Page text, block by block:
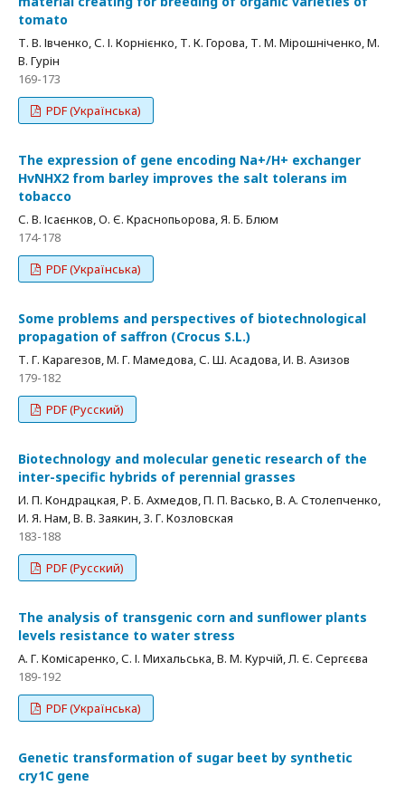
tomato
Т. В. Івченко, С. І. Корнієнко, Т. К. Горова, Т. М. Мірошніченко, М.
В. Гурін
169-173
PDF (Українська)
The expression of gene encoding Na+/H+ exchanger
HvNHX2 from barley improves the salt tolerans im
tobacco
С. В. Ісаєнков, О. Є. Краснопьорова, Я. Б. Блюм
174-178
PDF (Українська)
Some problems and perspectives of biotechnological
propagation of saffron (Crocus S.L.)
Т. Г. Карагезов, М. Г. Мамедова, С. Ш. Асадова, И. В. Азизов
179-182
PDF (Русский)
Biotechnology and molecular genetic research of the
inter-speсific hybrids of perennial grasses
И. П. Кондрацкая, Р. Б. Ахмедов, П. П. Васько, В. А. Столепченко,
И. Я. Нам, В. В. Заякин, З. Г. Козловская
183-188
PDF (Русский)
The analysis of transgenic corn and sunflower plants
levels resistance to water stress
А. Г. Комісаренко, С. І. Михальська, В. М. Курчій, Л. Є. Сергєєва
189-192
PDF (Українська)
Genetic transformation of sugar beet by synthetic
cry1C gene